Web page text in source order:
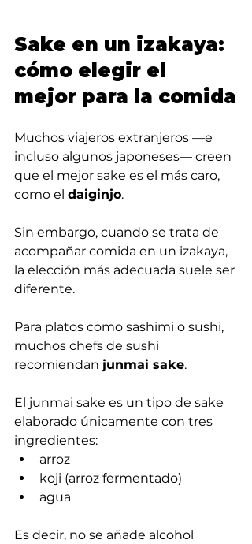
Sake en un izakaya:
cómo elegir el
mejor para la comida
Muchos viajeros extranjeros —e
incluso algunos japoneses— creen
que el mejor sake es el más caro,
como el daiginjo.
Sin embargo, cuando se trata de
acompañar comida en un izakaya,
la elección más adecuada suele ser
diferente.
Para platos como sashimi o sushi,
muchos chefs de sushi
recomiendan junmai sake.
El junmai sake es un tipo de sake
elaborado únicamente con tres
ingredientes:
arroz
koji (arroz fermentado)
agua
Es decir, no se añade alcohol